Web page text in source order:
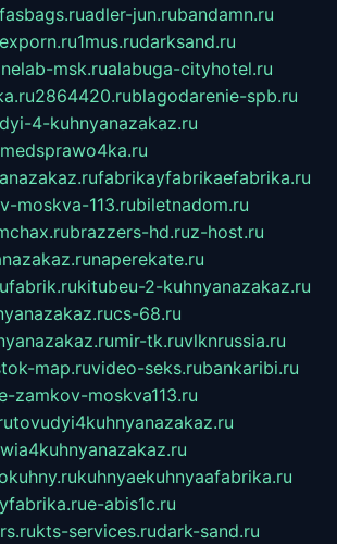
fasbags.ruadler-jun.rubandamn.ru
1mus.rudarksand.ru
msk.rualabuga-cityhotel.ru
2864420.rublagodarenie-spb.ru
4-kuhnyanazakaz.ru
medsprawo4ka.ru
fabrikayfabrikaefabrika.ru
moskva-113.rubiletnadom.ru
brazzers-hd.ruz-host.ru
naperekate.ru
kitubeu-2-kuhnyanazakaz.ru
cs-68.ru
mir-tk.ruvlknrussia.ru
map.ruvideo-seks.rubankaribi.ru
zamkov-moskva113.ru
tovudyi4kuhnyanazakaz.ru
kuhnyaekuhnyaafabrika.ru
e-abis1c.ru
kts-services.rudark-sand.ru